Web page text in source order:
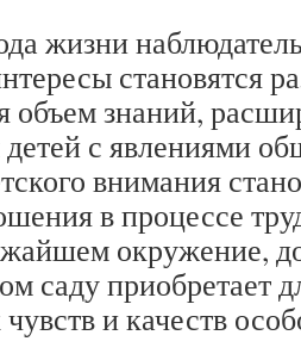
жизни
становятся
объем знаний,
с явлениями
внимания
в процессе
окружение,
саду приобретает
и качеств